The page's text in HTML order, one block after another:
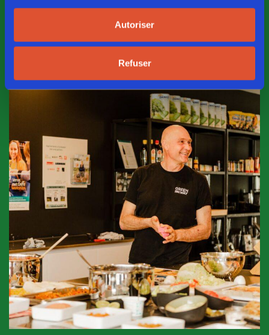
Autoriser
Refuser
restauration et, pendant l'été, sur les stands de
restauration des grands festivals de musique en
Belgique.